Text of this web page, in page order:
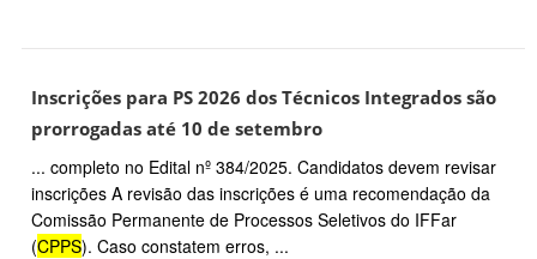
Inscrições para PS 2026 dos Técnicos Integrados são
prorrogadas até 10 de setembro
... completo no Edital nº 384/2025. Candidatos devem revisar
inscrições A revisão das inscrições é uma recomendação da
Comissão Permanente de Processos Seletivos do IFFar
(CPPS). Caso constatem erros, ...